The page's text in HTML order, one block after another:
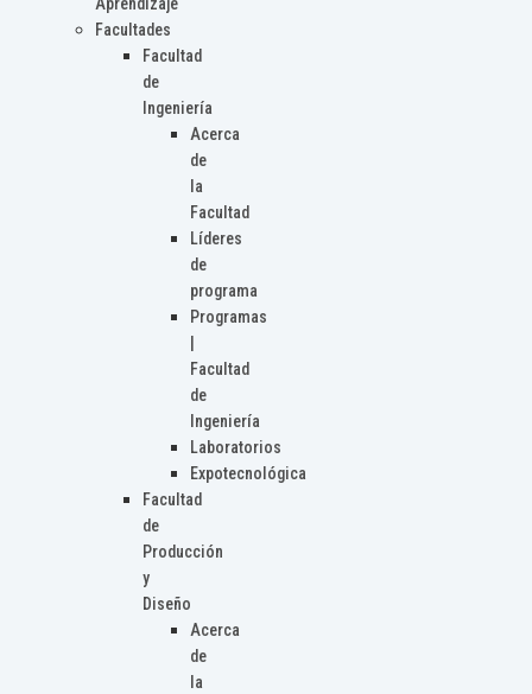
Aprendizaje
Facultades
Facultad
de
Ingeniería
Acerca
de
la
Facultad
Líderes
de
programa
Programas
Facultad
de
Ingeniería
Laboratorios
Expotecnológica
Facultad
de
Producción
y
Diseño
Acerca
de
la